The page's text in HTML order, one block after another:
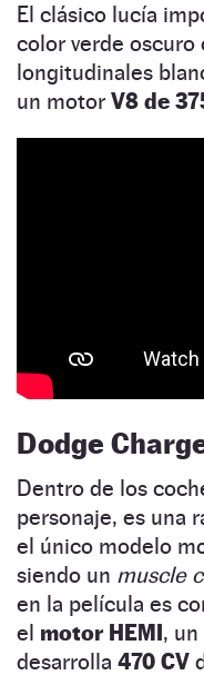
El clásico lucía
color verde oscuro
longitudinales
un motor V8 de
Dodge
Dentro de los
personaje, es una
el único modelo
siendo un muscle
en la película es
el motor HEMI,
desarrolla 470 CV